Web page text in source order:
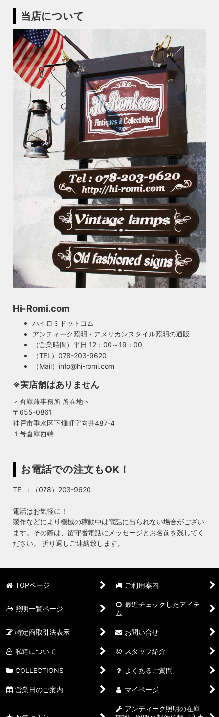
当店について
Hi-Romi.com
ハイロミドットコム
アンティーク照明・アメリカンスタイル照明の通販
（営業時間）平日 12：00～19：00
（TEL）078-203-9620
（Mail）info@hi-romi.com
※実店舗はありません
＜倉庫兼事務所 所在地＞
〒655-0861
神戸市垂水区下畑町字向井487-4
１号倉庫西端
お電話での注文もOK！
TEL：（078）203-9620
電話はお気軽に！
製作などにより機械の稼動中は電話に出られない場合がござい
ます。その際は、留守番電話にメッセージとお名前を残してく
ださい。 折り返しご連絡致します。
TOPページ ご利用案内
照明一覧ページ
最近チェックしたアイテ
ム
特定商取引法表示 お問い合せ
私達について スタッフ紹介
COLLECTIONS よくあるご質問
営業日のご案内 マイページ
アンティーク照明の在庫